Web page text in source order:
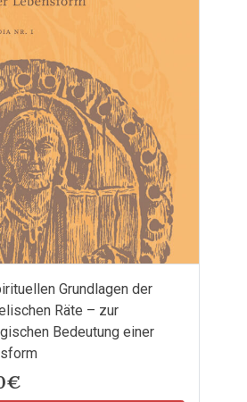
Grundlagen der
Räte – zur
Bedeutung einer